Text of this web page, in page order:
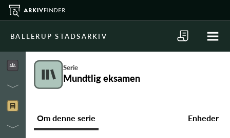
BALLERUP STADSARKIV
Serie
Mundtlig eksamen
Om denne serie Enheder